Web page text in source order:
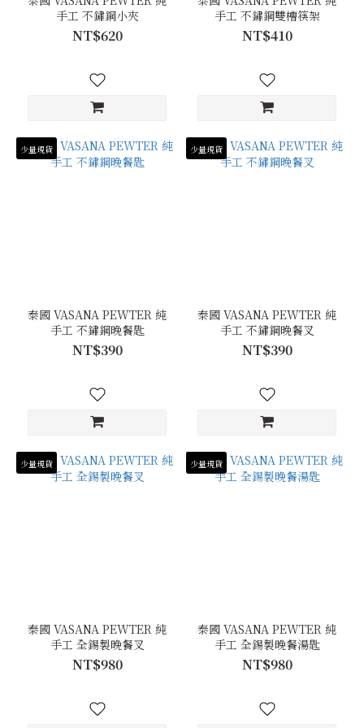
手工 不鏽鋼小夾
NT$620
手工 不鏽鋼雙槽筷架
NT$410
少量現貨
泰國 VASANA PEWTER 純
手工 不鏽鋼晚餐匙
NT$390
少量現貨
泰國 VASANA PEWTER 純
手工 不鏽鋼晚餐叉
NT$390
少量現貨
泰國 VASANA PEWTER 純
手工 全錫製晚餐叉
NT$980
少量現貨
泰國 VASANA PEWTER 純
手工 全錫製晚餐湯匙
NT$980